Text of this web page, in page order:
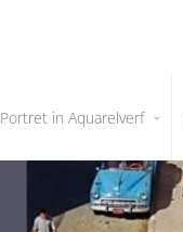
Portret in Aquarelverf